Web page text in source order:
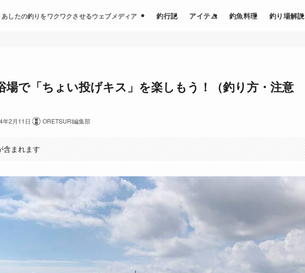
あしたの釣りをワクワクさせるウェブメディア 釣行記 アイテム 釣魚料理 釣り場解説
場で「ちょい投げキス」を楽しもう！（釣り方・注意
年2月11日 ORETSURI編集部
含まれます